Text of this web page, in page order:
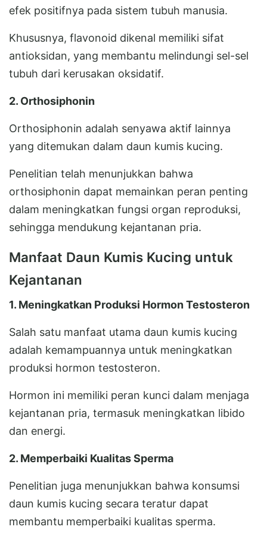
efek positifnya pada sistem tubuh manusia.
Khususnya, flavonoid dikenal memiliki sifat
antioksidan, yang membantu melindungi sel-sel
tubuh dari kerusakan oksidatif.
2. Orthosiphonin
Orthosiphonin adalah senyawa aktif lainnya
yang ditemukan dalam daun kumis kucing.
Penelitian telah menunjukkan bahwa
orthosiphonin dapat memainkan peran penting
dalam meningkatkan fungsi organ reproduksi,
sehingga mendukung kejantanan pria.
Manfaat Daun Kumis Kucing untuk
Kejantanan
1. Meningkatkan Produksi Hormon Testosteron
Salah satu manfaat utama daun kumis kucing
adalah kemampuannya untuk meningkatkan
produksi hormon testosteron.
Hormon ini memiliki peran kunci dalam menjaga
kejantanan pria, termasuk meningkatkan libido
dan energi.
2. Memperbaiki Kualitas Sperma
Penelitian juga menunjukkan bahwa konsumsi
daun kumis kucing secara teratur dapat
membantu memperbaiki kualitas sperma.